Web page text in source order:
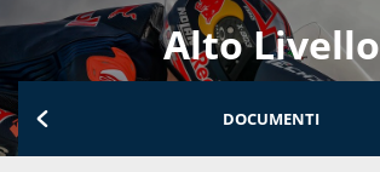
Alto Livello
DOCUMENTI